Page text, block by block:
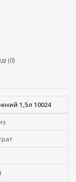
(0)
1,5л 10024